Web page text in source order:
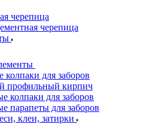
черепица
черепица
для заборов
профильный кирпич
колпаки для заборов
парапеты для заборов
клеи, затирки